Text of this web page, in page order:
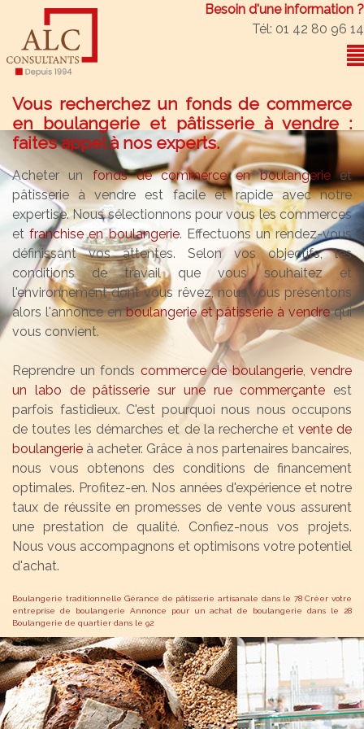
Besoin d'une information ?
Tél: 01 42 80 96 14
Vous recherchez un fonds de commerce
en boulangerie et pâtisserie à vendre :
faites appel à nos experts.
Acheter un fonds de commerce en boulangerieet
pâtisserie à vendre est facile et rapide avec notre
expertise. Nous sélectionnons pour vous les commerces
etfranchise en boulangerie. Effectuons un rendez-vous
définissant vos attentes. Selon vos objectifs, les
conditions de travail que vous souhaitez et
l'environnement dont vous rêvez, nous vous présentons
alors l'annonce enboulangerie et pâtisserie à vendrequi
vous convient.
Reprendre un fonds commerce de boulangerie, vendre
un labo de pâtisserie sur une rue commerçante est
parfois fastidieux. C'est pourquoi nous nous occupons
de toutes les démarches et de la recherche et vente de
boulangerie à acheter. Grâce à nos partenaires bancaires,
nous vous obtenons des conditions de financement
optimales. Profitez-en. Nos années d'expérience et notre
taux de réussite en promesses de vente vous assurent
une prestation de qualité. Confiez-nous vos projets.
Nous vous accompagnons et optimisons votre potentiel
d'achat.
Boulangerie traditionnelle Gérance de pâtisserie artisanale dans le 78 Créer votre
entreprise de boulangerie
Annonce pour un achat de boulangerie dans le 28
Boulangerie de quartier dans le 92